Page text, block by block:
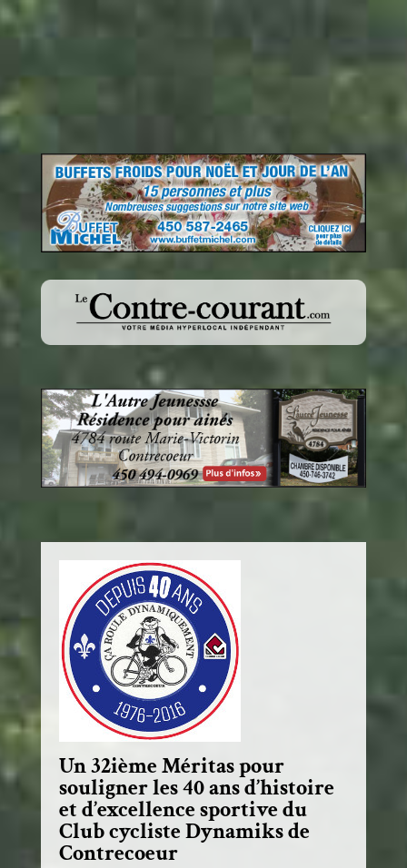
Un 32ième Méritas pour
souligner les 40 ans d’histoire
et d’excellence sportive du
Club cycliste Dynamiks de
Contrecoeur